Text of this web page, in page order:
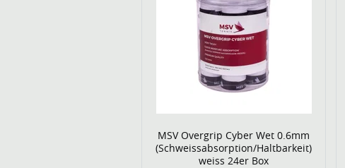
MSV Overgrip Cyber Wet 0.6mm
(Schweissabsorption/Haltbarkeit)
weiss 24er Box